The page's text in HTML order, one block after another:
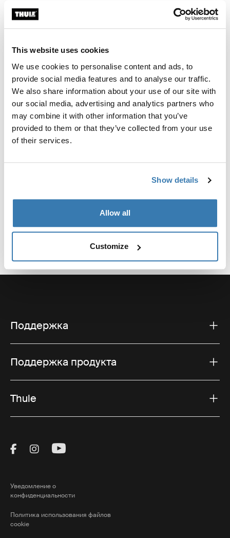
This website uses cookies
We use cookies to personalise content and ads, to
provide social media features and to analyse our traffic.
We also share information about your use of our site with
our social media, advertising and analytics partners who
may combine it with other information that you’ve
provided to them or that they’ve collected from your use
of their services.
Show details
Allow all
Customize
Регулируемый крепежный комплект для установки
интегрированными рейлингами.
Toggle features
Все характеристики
Технические характеристики
Поддержка
Поддержка продукта
Thule
Visit Thule on Facebook (external link)
Visit Thule on Instagram (external link)
Visit Thule on Youtube (external
Уведомление о
конфиденциальности
Политика использования файлов
cookie